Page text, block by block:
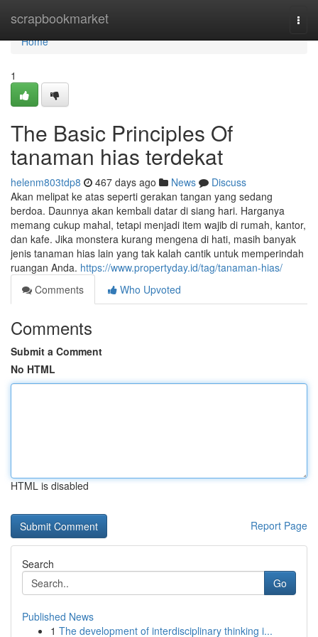
scrapbookmarket
Home
Home
1
The Basic Principles Of
tanaman hias terdekat
helenm803tdp8 467 days ago News
Discuss
Akan melipat ke atas seperti gerakan tangan yang sedang
berdoa. Daunnya akan kembali datar di siang hari. Harganya
memang cukup mahal, tetapi menjadi item wajib di rumah, kantor,
dan kafe. Jika monstera kurang mengena di hati, masih banyak
jenis tanaman hias lain yang tak kalah cantik untuk memperindah
ruangan Anda. https://www.propertyday.id/tag/tanaman-hias/
Comments
Who Upvoted
Comments
Submit a Comment
No HTML
HTML is disabled
Report Page
Search
Go
Published News
1 The development of interdisciplinary thinking i...